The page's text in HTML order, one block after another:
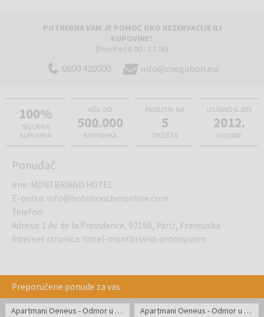
boravak dopunjuju 24-časovna recepcija, ljubazno višejezično
osoblje, ostava za prtljag i moderno opremljene sale za sastanke za
katedralu Notre-Dame, uživajte u kupovini u modnim četvrtima ili se
prepustite autentičnom francuskom gostoprimstvu, vrhunskoj
gastronomiji i vrhunskim vinima. Ova destinacija predstavlja savršen
izbor za nezaboravan gradski odmor, uspešno poslovno putovanje
ili romantični beg u srce Francuske!
POTREBNA VAM JE POMOĆ OKO REZERVACIJE ILI
KUPOVINE?
(Pon-Pet 8.00 - 17.00)
0800 420000 info@megabon.eu
100%
SIGURNA
KUPOVINA
VIŠE OD
500.000
KORISNIKA
PRISUTNI NA
5
TRŽIŠTA
USTANOVLJEN
2012.
GODINE
Ponuđač
Ime: MONTBRIAND HOTEL
E-pošta: info@hotelvoucheronline.com
Telefon:
Adresa: 1 Av. de la Providence, 92160, Pariz, Francuska
Internet stranica: hotel-montbriand-antony.com
Preporučene ponude za vas
Apartmani Oeneus - Odmor u blizini reke Une i Japodskih otoka uz čari netaknute prirode Apartmani Oeneus - Odmor u blizini reke Une i Japodskih otoka uz čari netaknute prirode